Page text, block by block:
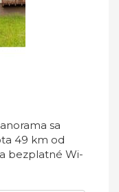
sa
49 km od
bezplatné Wi-